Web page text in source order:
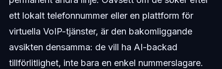
ett lokalt telefonnummer eller en plattform för
virtuella VoIP-tjänster, är den bakomliggande
avsikten densamma: de vill ha AI-backad
tillförlitlighet, inte bara en enkel nummerslagare.